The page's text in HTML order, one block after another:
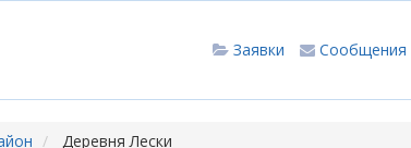
Сообщения
Заявки
Деревня Лески